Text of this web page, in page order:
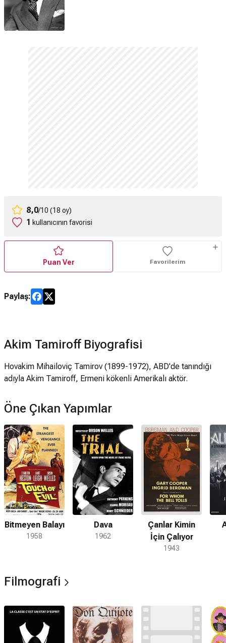
8,0/10 (18 oy)
1 kullanıcının favorisi
Puan Ver Favorilerim
Paylaş:
Akim Tamiroff Biyografisi
Hovakim Mihailoviç Tamirov (1899-1972), ABD'de tanındığı
adıyla Akim Tamiroff, Ermeni kökenli Amerikalı aktör.
Öne Çıkan Yapımlar
Bitmeyen Balayı
1958
Dava
1962
Çanlar Kimin
İçin Çalıyor
1943
Filmografi